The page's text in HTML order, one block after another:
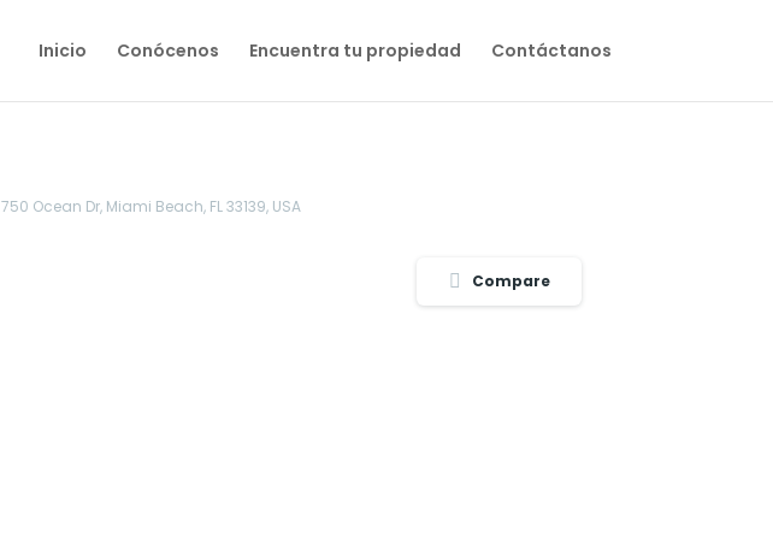
Inicio Conócenos Encuentra tu propiedad Contáctanos
750 Ocean Dr, Miami Beach, FL 33139, USA
Compare